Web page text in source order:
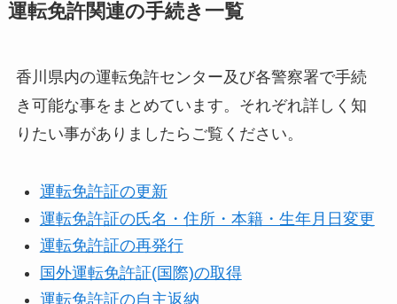
運転免許関連の手続き一覧
香川県内の運転免許センター及び各警察署で手続
き可能な事をまとめています。それぞれ詳しく知
りたい事がありましたらご覧ください。
運転免許証の更新
運転免許証の氏名・住所・本籍・生年月日変更
運転免許証の再発行
国外運転免許証(国際)の取得
運転免許証の自主返納